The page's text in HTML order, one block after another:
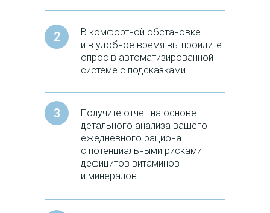
В комфортной обстановке
и в удобное время вы пройдите
опрос в автоматизированной
системе с подсказками
Получите отчет на основе
детального анализа вашего
ежедневного рациона
с потенциальными рисками
дефицитов витаминов
и минералов
2
3